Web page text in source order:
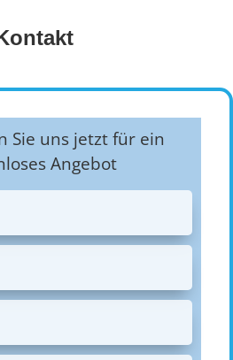
Sie uns jetzt für ein
Angebot